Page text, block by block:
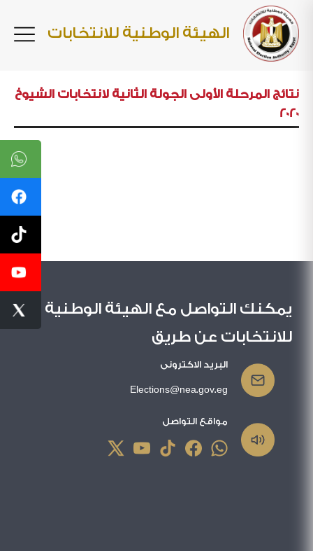
الهيئة الوطنية للانتخابات
نتائج المرحلة الأولى الجولة الثانية لانتخابات الشيوخ
2020
يمكنك التواصل مع الهيئة الوطنية
للانتخابات عن طريق
البريد الاكترونى
Elections@nea.gov.eg
مواقع التواصل